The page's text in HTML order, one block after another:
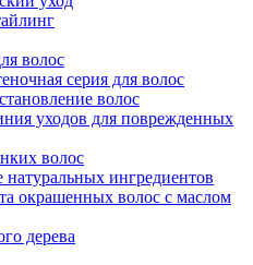
волос
серия для волос
волос
уходов для поврежденных
волос
ингредиентов
окрашенных волос с маслом
дерева